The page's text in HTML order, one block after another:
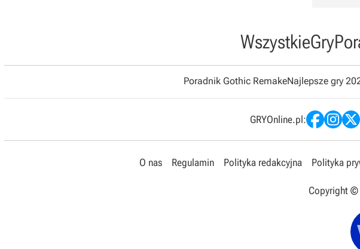
WszystkieGry
Poradnik Gothic RemakeNajlepsze gry
GRYOnline.pl:
O nas Regulamin Polityka redakcyjna Polityka
Copyright